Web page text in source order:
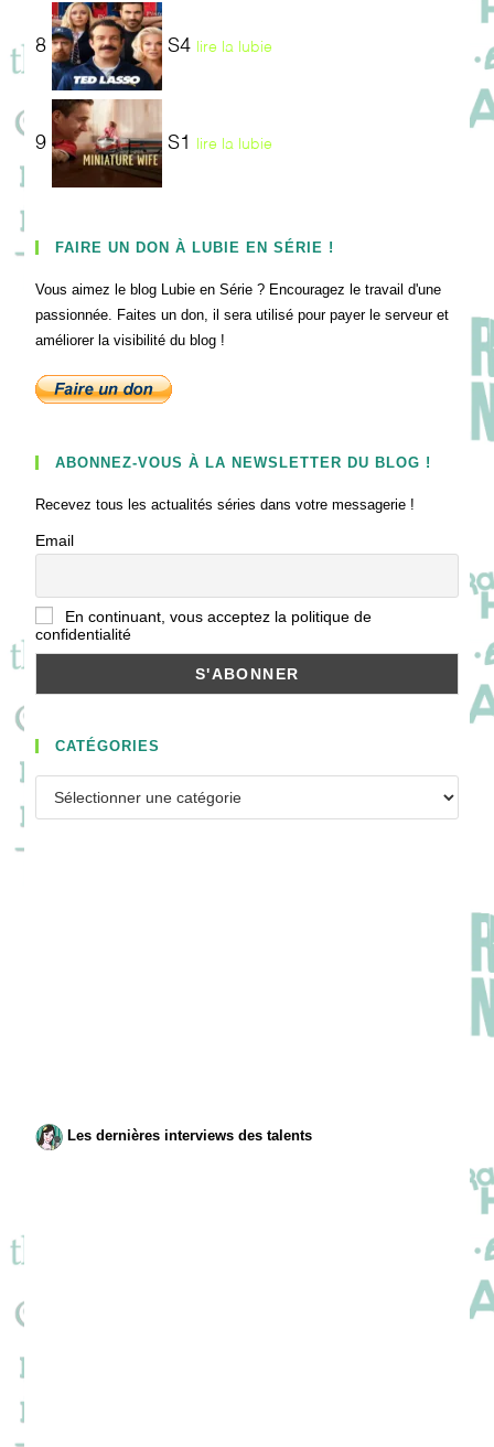
8 S4 lire la lubie
9 S1 lire la lubie
FAIRE UN DON À LUBIE EN SÉRIE !
Vous aimez le blog Lubie en Série ? Encouragez le travail d'une
passionnée. Faites un don, il sera utilisé pour payer le serveur et
améliorer la visibilité du blog !
ABONNEZ-VOUS À LA NEWSLETTER DU BLOG !
Recevez tous les actualités séries dans votre messagerie !
Email
En continuant, vous acceptez la politique de
confidentialité
CATÉGORIES
Les dernières interviews des talents